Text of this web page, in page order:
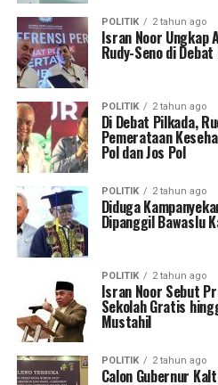
POLITIK 2 tahun ago
Isran Noor Ungkap
Rudy-Seno di
POLITIK 2 tahun ago
Di Debat Pilkada,
Pemerataan
Pol dan Jos Pol
POLITIK 2 tahun ago
Diduga
Dipanggil Bawaslu
POLITIK 2 tahun ago
Isran Noor Sebut
Sekolah Gratis
Mustahil
POLITIK 2 tahun ago
Calon Gubernur